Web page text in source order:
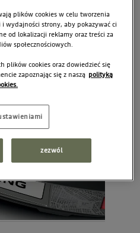
plików cookies w celu tworzenia
wydajności strony, aby pokazywać ci
od lokalizacji reklamy oraz treści za
społecznościowych.
plików cookies oraz dowiedzieć się
zapoznając się z naszą polityką
zezwól